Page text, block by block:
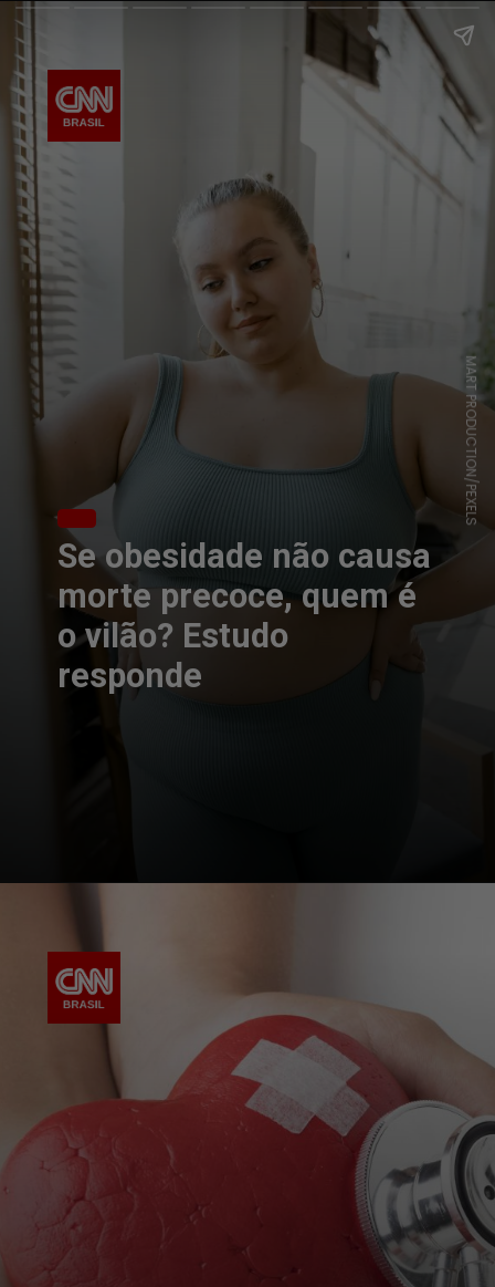
MART PRODUCTION/PEXELS
Se obesidade não causa
morte precoce, quem é
o vilão? Estudo
responde